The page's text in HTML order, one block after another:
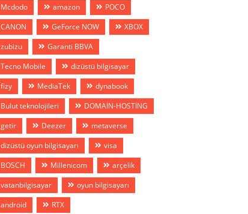
Mcdodo
amazon
POCO
CANON
GeForce NOW
XBOX
zubizu
Garanti BBVA
Tecno Mobile
dizüstü bilgisayar
fizy
MediaTek
dynabook
Bulut teknolojileri
DOMAİN-HOSTİNG
getir
Deezer
metaverse
dizüstü oyun bilgisayarı
visa
BOSCH
Millenicom
arçelik
vatanbilgisayar
oyun bilgisayarı
android
RTX